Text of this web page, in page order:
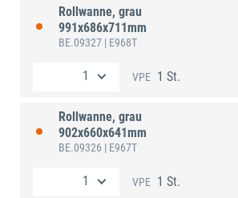
Rollwanne, grau
991x686x711mm
BE.09327 | E968T
VPE 1 St.
Rollwanne, grau
902x660x641mm
BE.09326 | E967T
VPE 1 St.